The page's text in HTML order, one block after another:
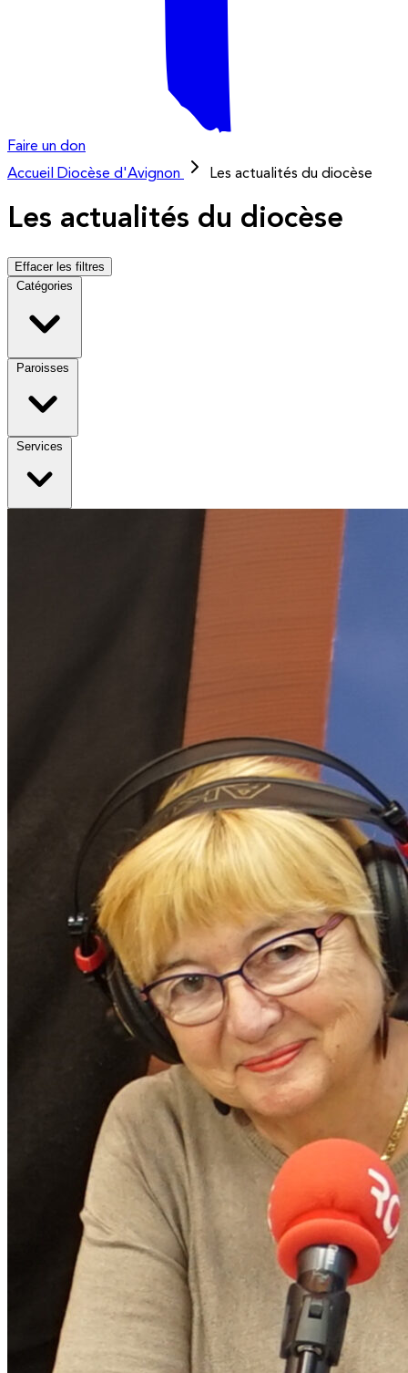
Faire un don
Accueil
Diocèse d'Avignon Les actualités du diocèse
Les actualités du diocèse
Effacer les filtres
Catégories
Paroisses
Services